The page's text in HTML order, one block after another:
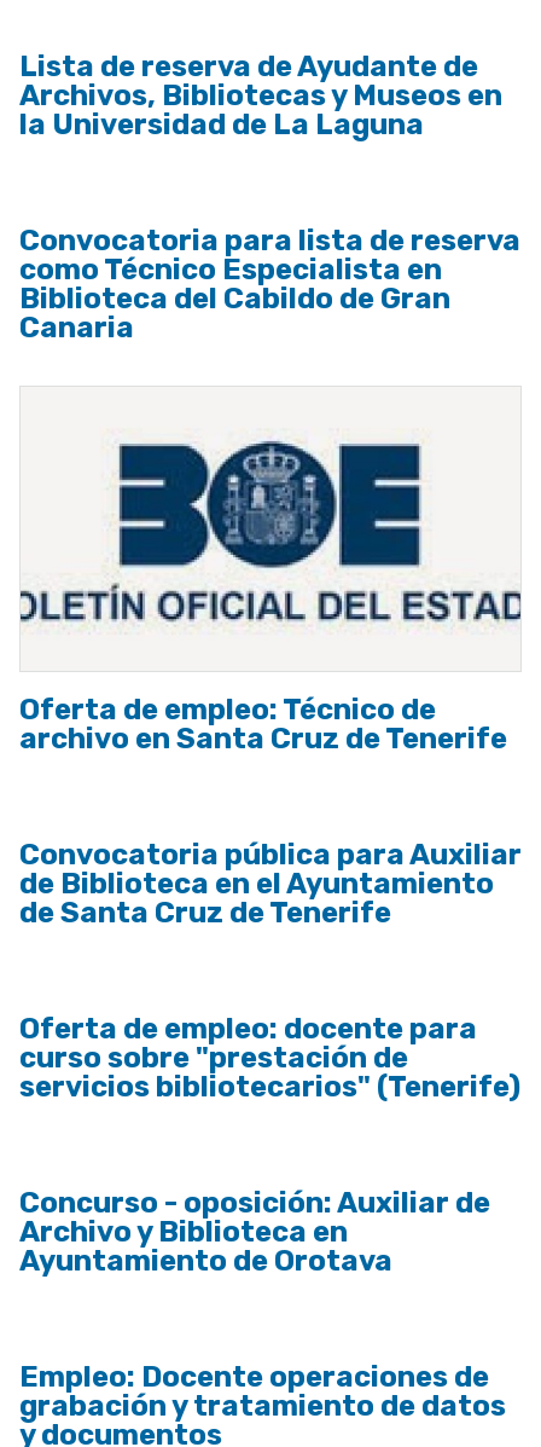
Lista de reserva de Ayudante de
Archivos, Bibliotecas y Museos en
la Universidad de La Laguna
Convocatoria para lista de reserva
como Técnico Especialista en
Biblioteca del Cabildo de Gran
Canaria
Oferta de empleo: Técnico de
archivo en Santa Cruz de Tenerife
Convocatoria pública para Auxiliar
de Biblioteca en el Ayuntamiento
de Santa Cruz de Tenerife
Oferta de empleo: docente para
curso sobre "prestación de
servicios bibliotecarios" (Tenerife)
Concurso - oposición: Auxiliar de
Archivo y Biblioteca en
Ayuntamiento de Orotava
Empleo: Docente operaciones de
grabación y tratamiento de datos
y documentos